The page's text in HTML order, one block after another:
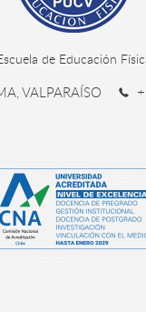
de Educación
VALPARAÍSO